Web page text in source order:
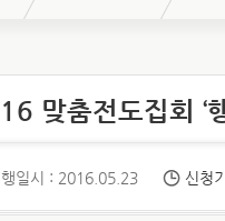
맞춤전도집회 ‘
행일시 : 2016.05.23 신청